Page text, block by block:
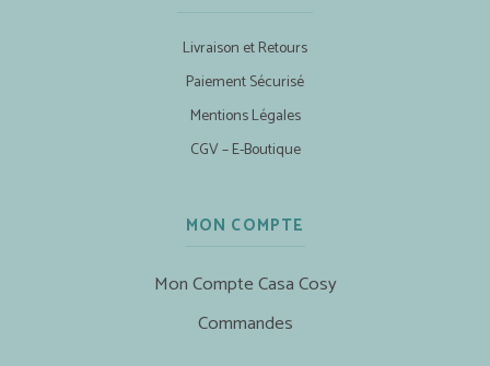
Livraison et Retours
Paiement Sécurisé
Mentions Légales
CGV – E-Boutique
MON COMPTE
Mon Compte Casa Cosy
Commandes